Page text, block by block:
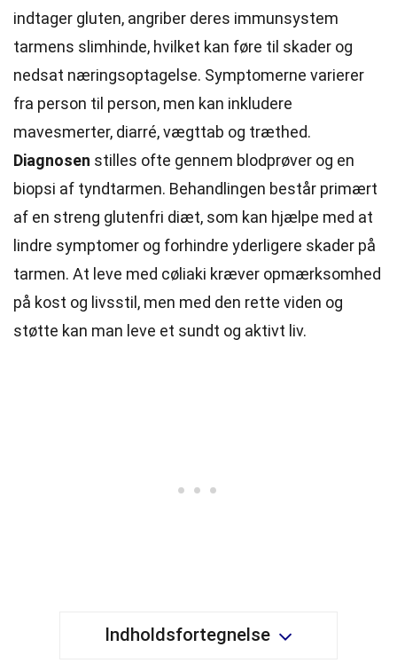
indtager gluten, angriber deres immunsystem
tarmens slimhinde, hvilket kan føre til skader og
nedsat næringsoptagelse. Symptomerne varierer
fra person til person, men kan inkludere
mavesmerter, diarré, vægttab og træthed.
Diagnosen stilles ofte gennem blodprøver og en
biopsi af tyndtarmen. Behandlingen består primært
af en streng glutenfri diæt, som kan hjælpe med at
lindre symptomer og forhindre yderligere skader på
tarmen. At leve med cøliaki kræver opmærksomhed
på kost og livsstil, men med den rette viden og
støtte kan man leve et sundt og aktivt liv.
Indholdsfortegnelse